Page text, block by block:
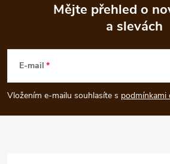
p
Mějte přehled o
a slevách
E-mail
Vložením e-mailu souhlasíte s podmínkami